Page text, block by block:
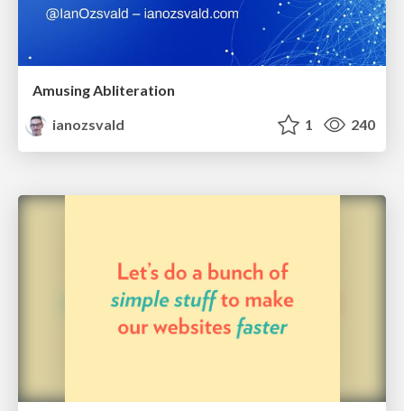
Amusing Abliteration
ianozsvald
1 240